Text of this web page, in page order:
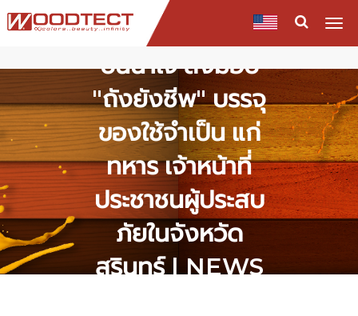
ฮีโร่ สีวูดเทค แบ่ง
ปันน้ำใจ ส่งมอบ
"ถังยังชีพ" บรรจุ
ของใช้จำเป็น แก่
ทหาร เจ้าหน้าที่
ประชาชนผู้ประสบ
ภัยในจังหวัด
สุรินทร์ | NEWS